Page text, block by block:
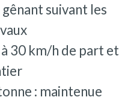
suivant les
30 km/h de part et
: maintenue